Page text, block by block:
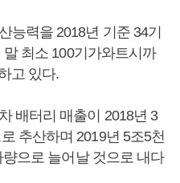
능력을 2018년 기준 34기
최소 100기가와트시까
고 있다.
배터리 매출이 2018년 3
추산하며 2019년 5조5천
으로 늘어날 것으로 내다